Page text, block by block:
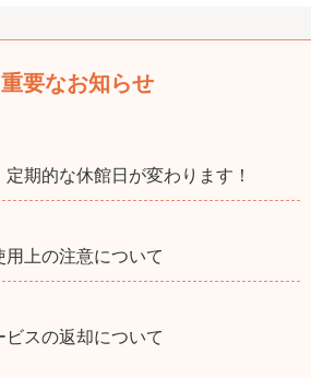
重要なお知らせ
期的な休館日が変わります！
用上の注意について
スの返却について